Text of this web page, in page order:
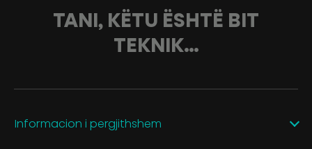
TANI, KËTU ËSHTË BIT
TEKNIK…
Informacion i pergjithshem